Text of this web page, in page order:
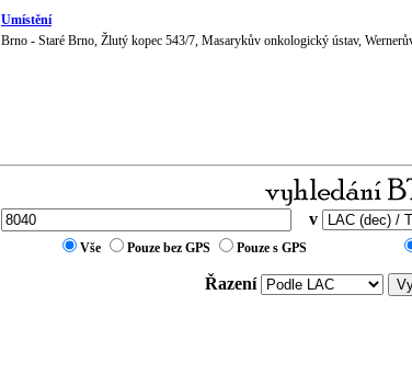
Umístění
Brno - Staré Brno, Žlutý kopec 543/7, Masarykův onkologický ústav,
v
Vše Pouze bez GPS Pouze s GPS
Řazení